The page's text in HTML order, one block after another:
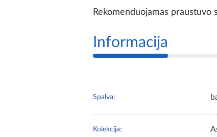
Rekomenduojamas praustuvo
Informacija
Spalva:
Kolekcija: